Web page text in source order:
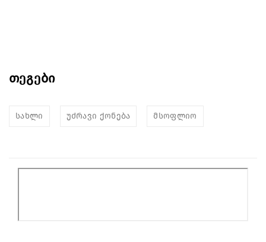
თეგები
სახლი უძრავი ქონება მსოფლიო